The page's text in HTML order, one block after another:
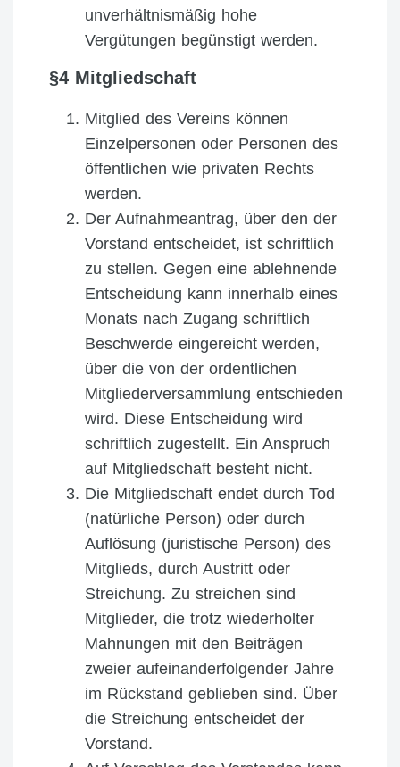
unverhältnismäßig hohe
Vergütungen begünstigt werden.
§4 Mitgliedschaft
Mitglied des Vereins können
Einzelpersonen oder Personen des
öffentlichen wie privaten Rechts
werden.
Der Aufnahmeantrag, über den der
Vorstand entscheidet, ist schriftlich
zu stellen. Gegen eine ablehnende
Entscheidung kann innerhalb eines
Monats nach Zugang schriftlich
Beschwerde eingereicht werden,
über die von der ordentlichen
Mitgliederversammlung entschieden
wird. Diese Entscheidung wird
schriftlich zugestellt. Ein Anspruch
auf Mitgliedschaft besteht nicht.
Die Mitgliedschaft endet durch Tod
(natürliche Person) oder durch
Auflösung (juristische Person) des
Mitglieds, durch Austritt oder
Streichung. Zu streichen sind
Mitglieder, die trotz wiederholter
Mahnungen mit den Beiträgen
zweier aufeinanderfolgender Jahre
im Rückstand geblieben sind. Über
die Streichung entscheidet der
Vorstand.